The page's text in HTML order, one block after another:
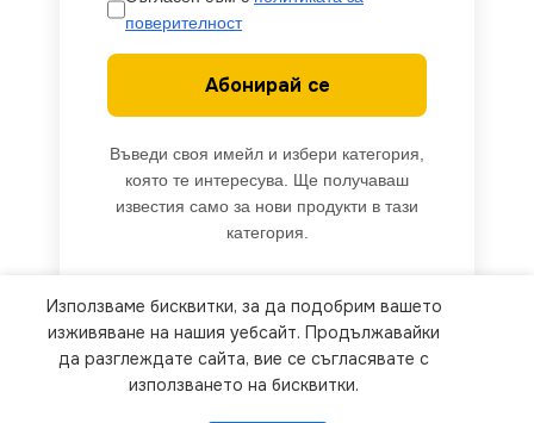
поверителност
Абонирай се
Въведи своя имейл и избери категория,
която те интересува. Ще получаваш
известия само за нови продукти в тази
категория.
We use cookies to improve your experience on our
website. By browsing this website, you agree to
our use of cookies.
Използваме бисквитки, за да подобрим вашето
изживяване на нашия уебсайт. Продължавайки
да разглеждате сайта, вие се съгласявате с
използването на бисквитки.